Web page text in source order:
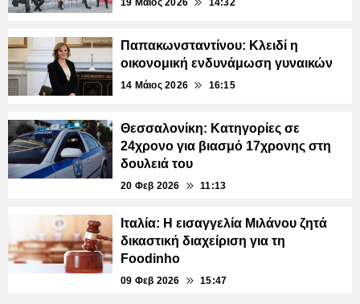
19 Μάιος 2026 14:32
Παπακωνσταντίνου: Κλειδί η
οικονομική ενδυνάμωση γυναικών
14 Μάιος 2026 16:15
Θεσσαλονίκη: Κατηγορίες σε
24χρονο για βιασμό 17χρονης στη
δουλειά του
20 Φεβ 2026 11:13
Ιταλία: Η εισαγγελία Μιλάνου ζητά
δικαστική διαχείριση για τη
Foodinho
09 Φεβ 2026 15:47